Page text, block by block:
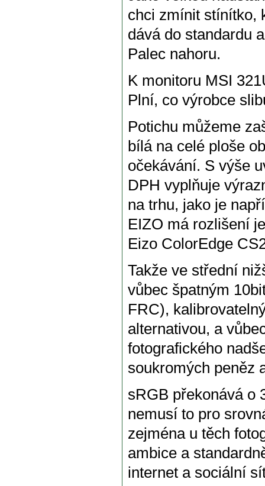
chci zmínit stínítko,
dává do standardu
Palec nahoru.
K monitoru MSI
Plní, co výrobce
Potichu můžeme
bílá na celé ploše
očekávání. S výše
DPH vyplňuje
na trhu, jako je
EIZO má rozlišení
Eizo ColorEdge
Takže ve střední
vůbec špatným
FRC),
alternativou, a
fotografického
soukromých peněz
sRGB překonává o
nemusí to pro
zejména u těch
ambice a
internet a sociální